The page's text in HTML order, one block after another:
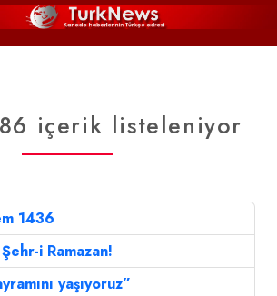
içerik listeleniyor
1436
i Ramazan!
yaşıyoruz”